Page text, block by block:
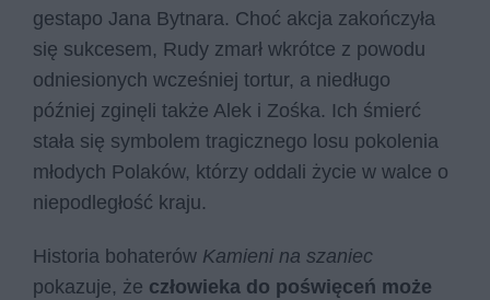
gestapo Jana Bytnara. Choć akcja zakończyła
się sukcesem, Rudy zmarł wkrótce z powodu
odniesionych wcześniej tortur, a niedługo
później zginęli także Alek i Zośka. Ich śmierć
stała się symbolem tragicznego losu pokolenia
młodych Polaków, którzy oddali życie w walce o
niepodległość kraju.
Historia bohaterów Kamieni na szaniec
pokazuje, że człowieka do poświęceń może